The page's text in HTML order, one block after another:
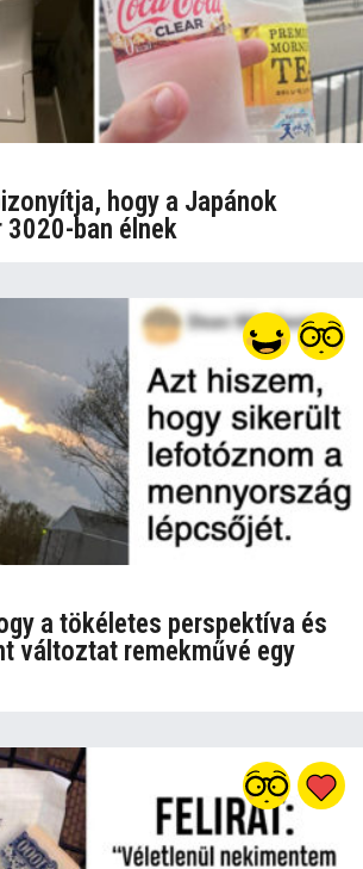
hogy a Japánok
ban élnek
a tökéletes perspektíva és
változtat remekművé egy